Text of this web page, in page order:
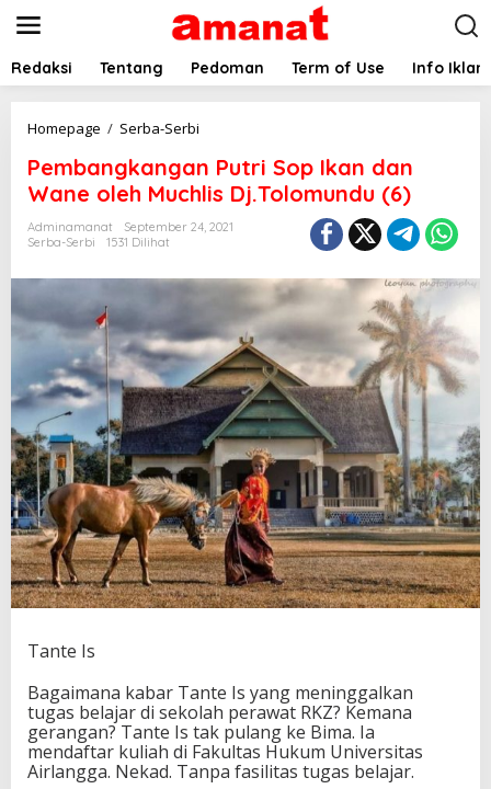
t
Redaksi Tentang Pedoman Term of Use Info Iklan
Homepage / Serba-Serbi
m
b
a
n
a
a
n
P
u
t
r
i
o
p
I
k
a
n
a
n
e
o
l
Pembangkangan Putri Sop Ikan dan
Wane oleh Muchlis Dj.Tolomundu (6)
Adminamanat
September 24, 2021
Serba-Serbi
1531 Dilihat
Tante Is
Bagaimana kabar Tante Is yang meninggalkan
tugas belajar di sekolah perawat RKZ? Kemana
gerangan? Tante Is tak pulang ke Bima. Ia
mendaftar kuliah di Fakultas Hukum Universitas
Airlangga. Nekad. Tanpa fasilitas tugas belajar.